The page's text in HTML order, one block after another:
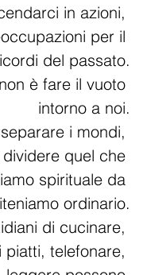
in azioni,
per il
del passato.
è fare il vuoto
intorno a noi.
i mondi,
dividere quel che
spirituale da
ordinario.
di cucinare,
piatti, telefonare,